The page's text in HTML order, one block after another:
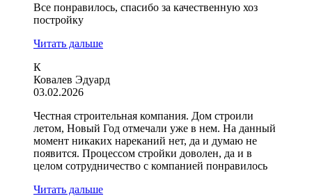
Все понравилось, спасибо за качественную хоз
постройку
Читать дальше
К
Ковалев Эдуард
03.02.2026
Честная строительная компания. Дом строили
летом, Новый Год отмечали уже в нем. На данный
момент никаких нареканий нет, да и думаю не
появится. Процессом стройки доволен, да и в
целом сотрудничество с компанией понравилось
Читать дальше